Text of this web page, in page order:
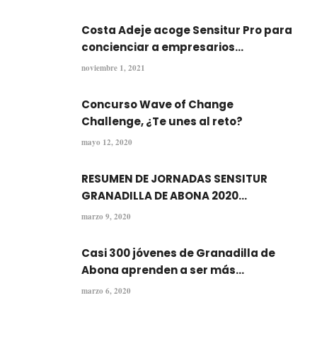
Costa Adeje acoge Sensitur Pro para
concienciar a empresarios...
noviembre 1, 2021
Concurso Wave of Change
Challenge, ¿Te unes al reto?
mayo 12, 2020
RESUMEN DE JORNADAS SENSITUR
GRANADILLA DE ABONA 2020...
marzo 9, 2020
Casi 300 jóvenes de Granadilla de
Abona aprenden a ser más...
marzo 6, 2020